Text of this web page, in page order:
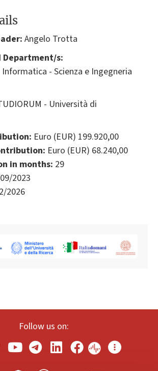
Angelo Trotta
Department/s:
- Scienza e Ingegneria
- Università di
Euro (EUR) 199.920,00
Euro (EUR) 68.240,00
in months: 29
2023
2026
Follow us on: